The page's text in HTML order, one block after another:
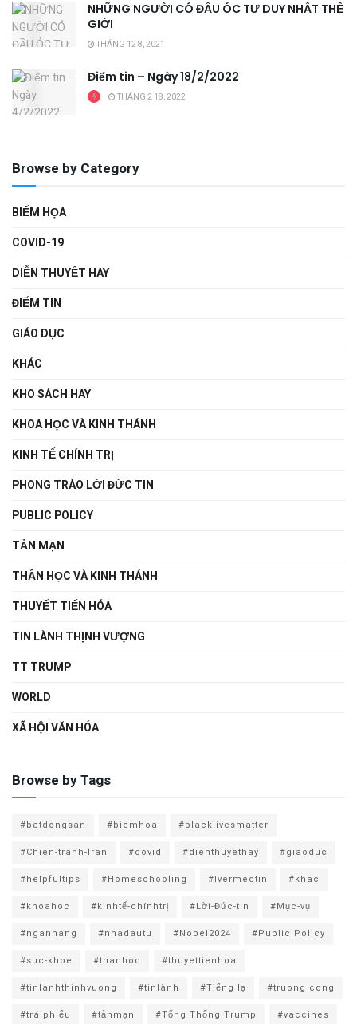
NHỮNG NGƯỜI CÓ ĐẦU ÓC TƯ DUY NHẤT THẾ
GIỚI
THÁNG 12 8, 2021
Điểm tin – Ngày 18/2/2022
THÁNG 2 18, 2022
Browse by Category
BIẾM HỌA
COVID-19
DIỄN THUYẾT HAY
ĐIỂM TIN
GIÁO DỤC
KHÁC
KHO SÁCH HAY
KHOA HỌC VÀ KINH THÁNH
KINH TẾ CHÍNH TRỊ
PHONG TRÀO LỜI ĐỨC TIN
PUBLIC POLICY
TẢN MẠN
THẦN HỌC VÀ KINH THÁNH
THUYẾT TIẾN HÓA
TIN LÀNH THỊNH VƯỢNG
TT TRUMP
WORLD
XÃ HỘI VĂN HÓA
Browse by Tags
#batdongsan #biemhoa
#blacklivesmatter
#Chien-tranh-Iran
#covid #dienthuyethay
#giaoduc
#helpfultips
#Homeschooling #Ivermectin
#khac
#khoahoc
#kinhtế-chínhtrị #Lời-Đức-tin
#Mục-vụ
#nganhang
#nhadautu #Nobel2024
#Public Policy
#suc-khoe
#thanhoc
#thuyettienhoa
#tinlanhthinhvuong
#tinlành #Tiếng lạ
#truong cong
#tráiphiếu
#tảnmạn #Tổng Thống Trump
#vaccines